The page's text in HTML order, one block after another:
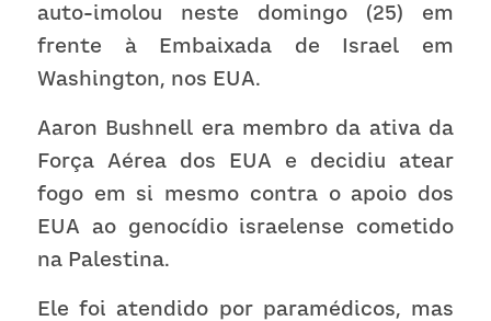
auto-imolou neste domingo (25) em
frente à Embaixada de Israel em
Washington, nos EUA.
Aaron Bushnell era membro da ativa da
Força Aérea dos EUA e decidiu atear
fogo em si mesmo contra o apoio dos
EUA ao genocídio israelense cometido
na Palestina.
Ele foi atendido por paramédicos, mas